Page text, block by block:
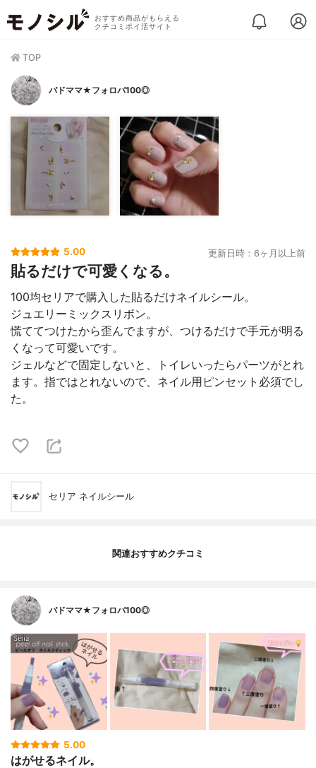
おすすめ商品がもらえる
クチコミポイ活サイト
TOP
バドママ★フォロバ100◎
5.00 更新日時：6ヶ月以上前
貼るだけで可愛くなる。
100均セリアで購入した貼るだけネイルシール。
ジュエリーミックスリボン。
慌ててつけたから歪んでますが、つけるだけで手元が明る
くなって可愛いです。
ジェルなどで固定しないと、トイレいったらパーツがとれ
ます。指ではとれないので、ネイル用ピンセット必須でし
た。
セリア ネイルシール
関連おすすめクチコミ
バドママ★フォロバ100◎
5.00
はがせるネイル。